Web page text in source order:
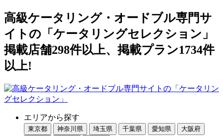
高級ケータリング・オードブル専門サ
イトの「ケータリングセレクション」
掲載店舗298件以上、掲載プラン1734件
以上!
エリアから探す
東京都 神奈川県 埼玉県 千葉県 愛知県
大阪府